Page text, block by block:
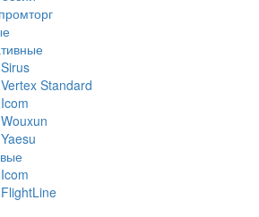
Sirus
Vertex Standard
Icom
Wouxun
Yaesu
Icom
FlightLine